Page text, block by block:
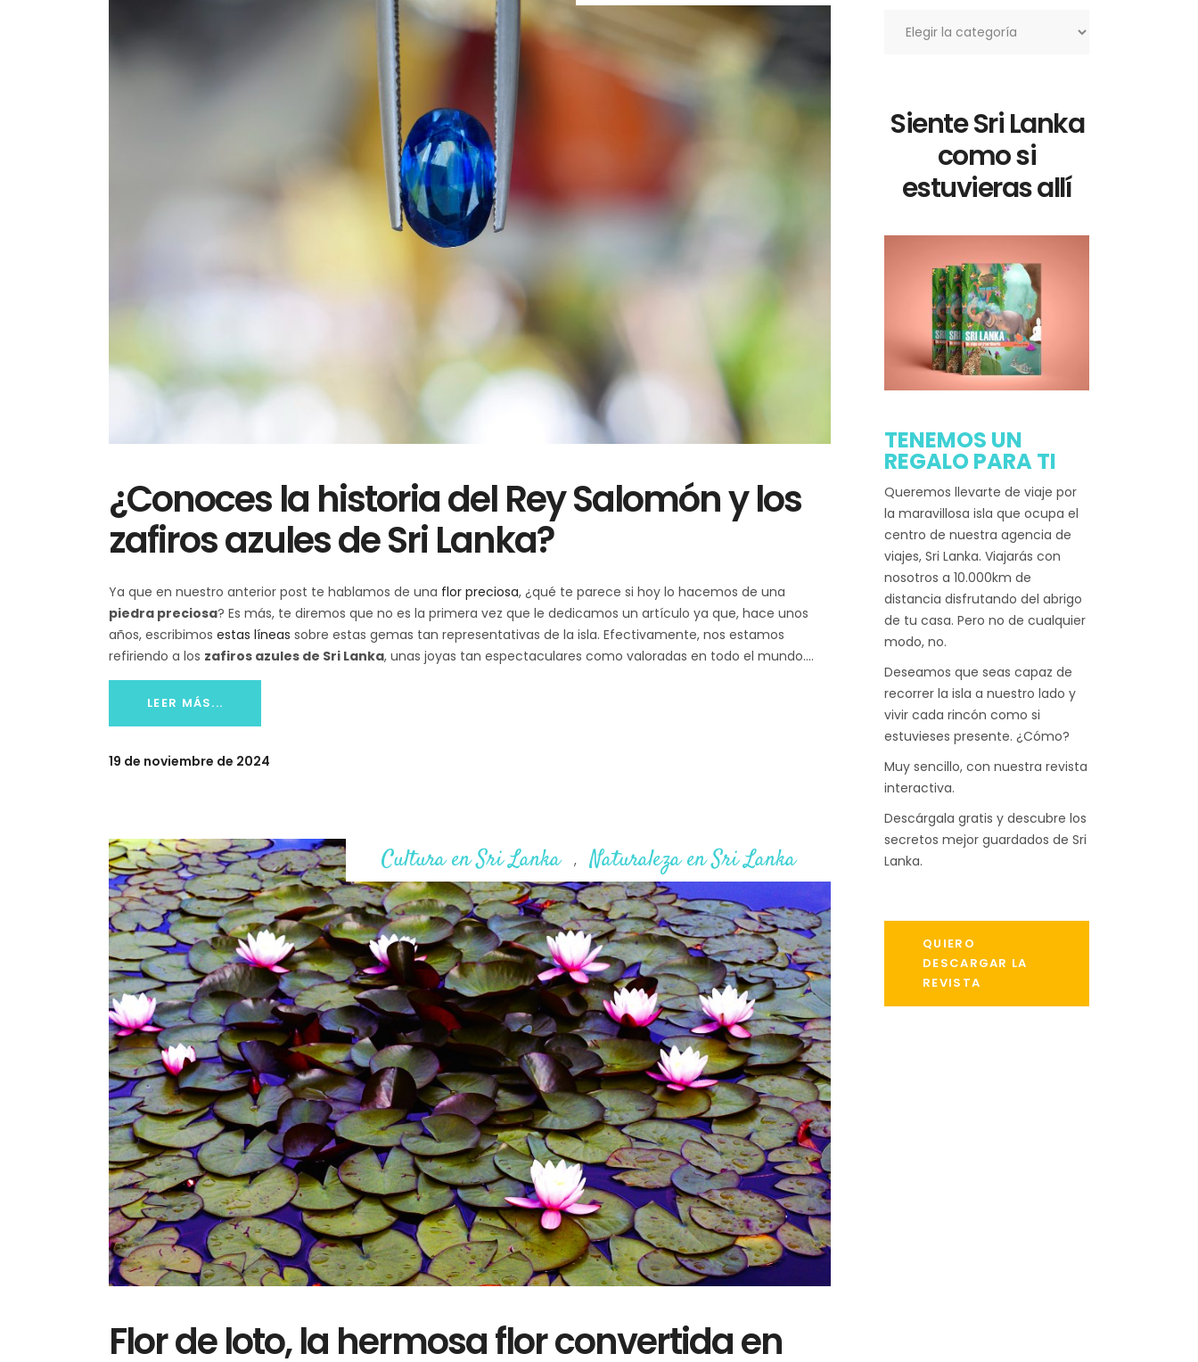
¿Conoces la historia del Rey Salomón y los
zafiros azules de Sri Lanka?
Ya que en nuestro anterior post te hablamos de una flor preciosa, ¿qué te parece si hoy lo hacemos de una
piedra preciosa? Es más, te diremos que no es la primera vez que le dedicamos un artículo ya que, hace unos
años, escribimos estas líneas sobre estas gemas tan representativas de la isla. Efectivamente, nos estamos
refiriendo a los zafiros azules de Sri Lanka, unas joyas tan espectaculares como valoradas en todo el mundo.
LEER MÁS...
19 de noviembre de 2024
Cultura en Sri Lanka , Naturaleza en Sri Lanka
Flor de loto, la hermosa flor convertida en
Siente Sri Lanka
como si
estuvieras allí
TENEMOS UN
REGALO PARA TI
Queremos llevarte de viaje por
la maravillosa isla que ocupa el
centro de nuestra agencia de
viajes, Sri Lanka. Viajarás con
nosotros a 10.000km de
distancia disfrutando del abrigo
de tu casa. Pero no de cualquier
modo, no.
Deseamos que seas capaz de
recorrer la isla a nuestro lado y
vivir cada rincón como si
estuvieses presente. ¿Cómo?
Muy sencillo, con nuestra revista
interactiva.
Descárgala gratis y descubre los
secretos mejor guardados de Sri
Lanka.
QUIERO
DESCARGAR LA
REVISTA